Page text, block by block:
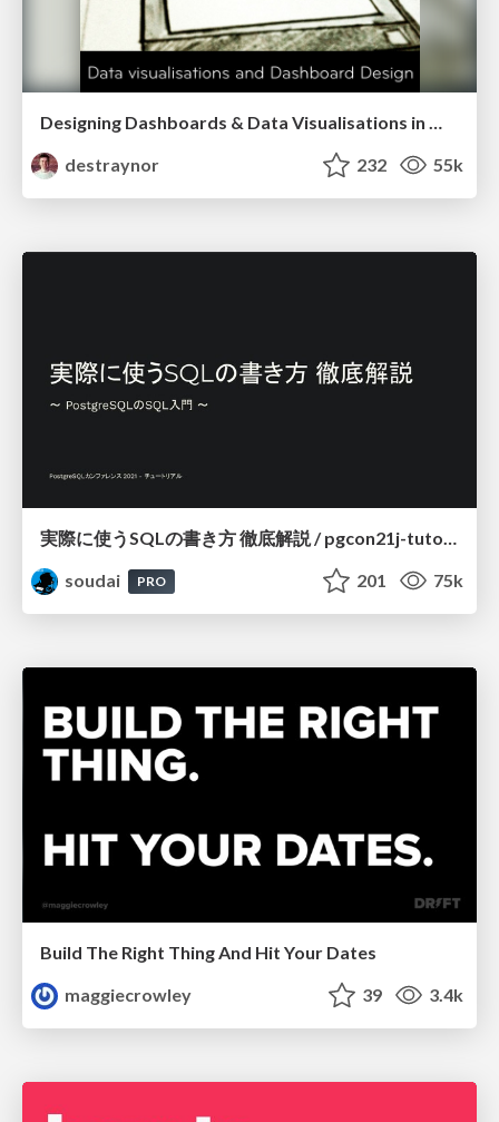
Designing Dashboards & Data Visualisations in Web Apps
destraynor
232 55k
実際に使うSQLの書き方 徹底解説 / pgcon21j-tutorial
soudai
PRO 201 75k
Build The Right Thing And Hit Your Dates
maggiecrowley
39 3.4k